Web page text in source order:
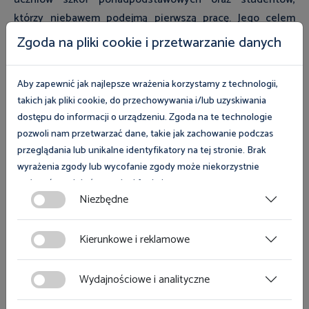
którzy niebawem podejmą pierwszą pracę. Jego celem
było zwrócenie uwagi na zagrożenia występujące w
środowisku pracy, a poprzez wspólne działania
podniesienie poziomu wiedzy w zakresie prawnej ochrony
pracy i zasad bezpiecznych warunków pracy wśród
uczniów szkół ponadpodstawowych oraz studentów.
W województwie śląskim w roku szkolnym 2023/2024
program edukacyjny „Kultura Bezpieczeństwa” w 2024 r.
realizowało 45 nauczycieli z 33 placówek oświatowych,
którzy w oparciu o materiały przekazane przez PIP
przeprowadzili lekcje z 3832 uczniami oraz 29 studentami.
Z kolei pracownicy Okręgowego Inspektoratu Pracy w
Katowicach odbyli spotkania z 1376 uczniami i studentami,
podczas których omawiali zagadnienia związane z prawem
Zgoda na pliki cookie i przetwarzanie danych
Aby zapewnić jak najlepsze wrażenia korzystamy z technologii,
takich jak pliki cookie, do przechowywania i/lub uzyskiwania
dostępu do informacji o urządzeniu. Zgoda na te technologie
pozwoli nam przetwarzać dane, takie jak zachowanie podczas
przeglądania lub unikalne identyfikatory na tej stronie. Brak
wyrażenia zgody lub wycofanie zgody może niekorzystnie
wpłynąć na niektóre cechy i funkcje.
Zgoda na pliki cookies jest dobrowolna i można ją wycofać lub
zmodyfikować w dowolnym momencie klikając w przycisk
ciasteczka w lewym dolnym rogu strony. Więcej informacji
znajdziesz w
Niezbędne
Kierunkowe i reklamowe
Wydajnościowe i analityczne